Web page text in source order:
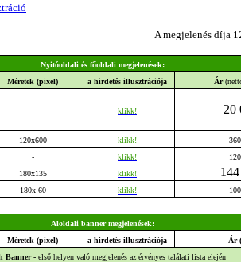
A megjelenés díja
Nyitóoldali és főoldali megjelenések:
Méretek (pixel) a hirdetés illusztrációja Ár
klikk! 20
120x600 klikk!
- klikk!
180x135 klikk!
180x 60 klikk!
Aloldali banner megjelenések:
Méretek (pixel) a hirdetés illusztrációja
Ár
Banner - első helyen való megjelenés az érvényes találati lista elején